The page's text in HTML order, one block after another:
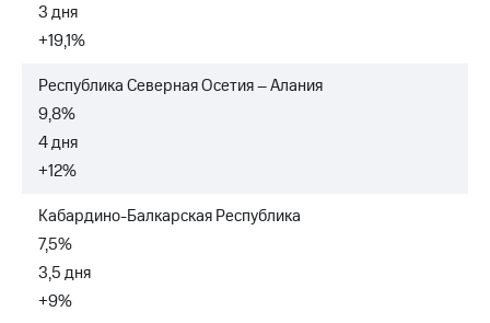
3 дня
+19,1%
Республика Северная Осетия – Алания
9,8%
4 дня
+12%
Кабардино-Балкарская Республика
7,5%
3,5 дня
+9%